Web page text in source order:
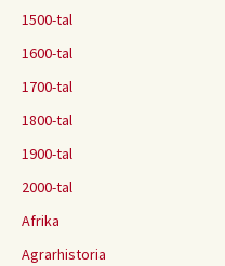
1500-tal
1600-tal
1700-tal
1800-tal
1900-tal
2000-tal
Afrika
Agrarhistoria